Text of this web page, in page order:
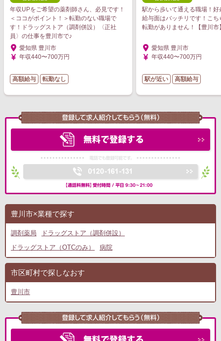
年収UPをご希望の薬剤師さん、必見です！
＜ココがポイント！＞転勤のない職場で
す！ドラッグストア（調剤併設）〈正社
員〉の仕事を豊川市で♪
愛知県 豊川市
年収440〜700万円
高額給与 転勤なし
駅から歩いて通える職場！好
給与面はバッチリです！こち
転勤がありません！【豊川市
愛知県 豊川市
年収440〜700万円
駅が近い 高額給与
豊川市×業種で探す
調剤薬局
ドラッグストア（調剤併設）
ドラッグストア（OTCのみ）
病院
市区町村で探しなおす
豊川市